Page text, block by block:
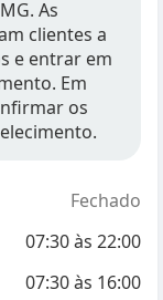
As
clientes a
e entrar em
Em
os
Fechado
07:30às 22:00
07:30às 16:00